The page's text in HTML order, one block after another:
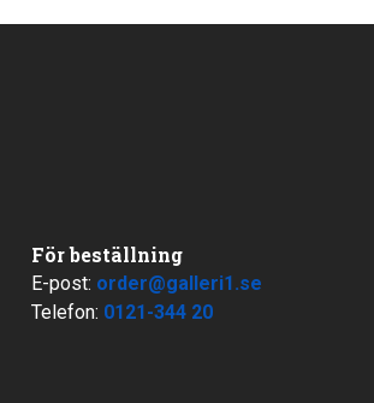
För beställning
E-post: order@galleri1.se
Telefon: 0121-344 20